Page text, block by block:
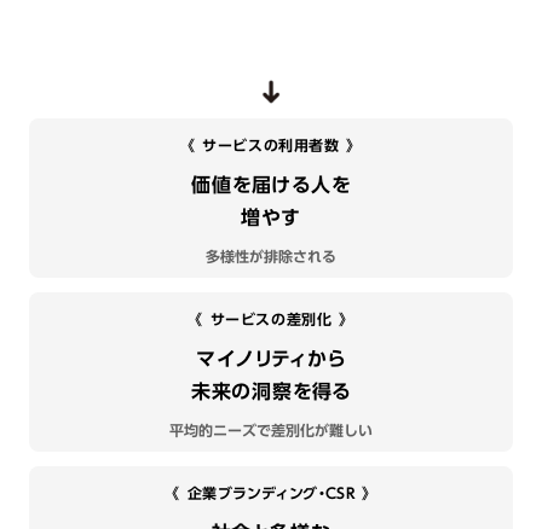
《 サービスの利用者数 》
価値を届ける人を
増やす
多様性が排除される
《 サービスの差別化 》
マイノリティから
未来の洞察を得る
平均的ニーズで差別化が難しい
《 企業ブランディング・CSR 》